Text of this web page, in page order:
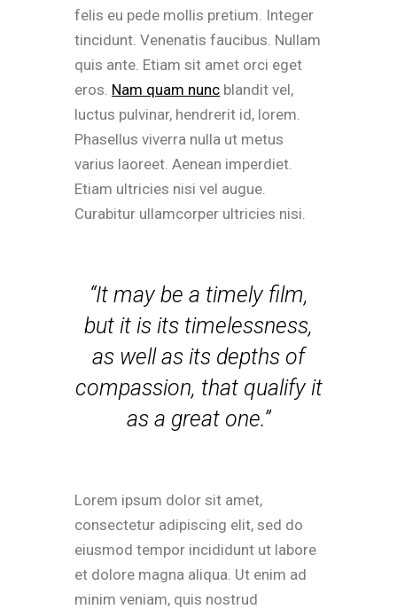
felis eu pede mollis pretium. Integer
tincidunt. Venenatis faucibus. Nullam
quis ante. Etiam sit amet orci eget
eros. Nam quam nunc blandit vel,
luctus pulvinar, hendrerit id, lorem.
Phasellus viverra nulla ut metus
varius laoreet. Aenean imperdiet.
Etiam ultricies nisi vel augue.
Curabitur ullamcorper ultricies nisi.
“It may be a timely film,
but it is its timelessness,
as well as its depths of
compassion, that qualify it
as a great one.”
Lorem ipsum dolor sit amet,
consectetur adipiscing elit, sed do
eiusmod tempor incididunt ut labore
et dolore magna aliqua. Ut enim ad
minim veniam, quis nostrud